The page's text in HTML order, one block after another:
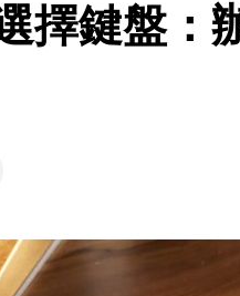
擇鍵盤：